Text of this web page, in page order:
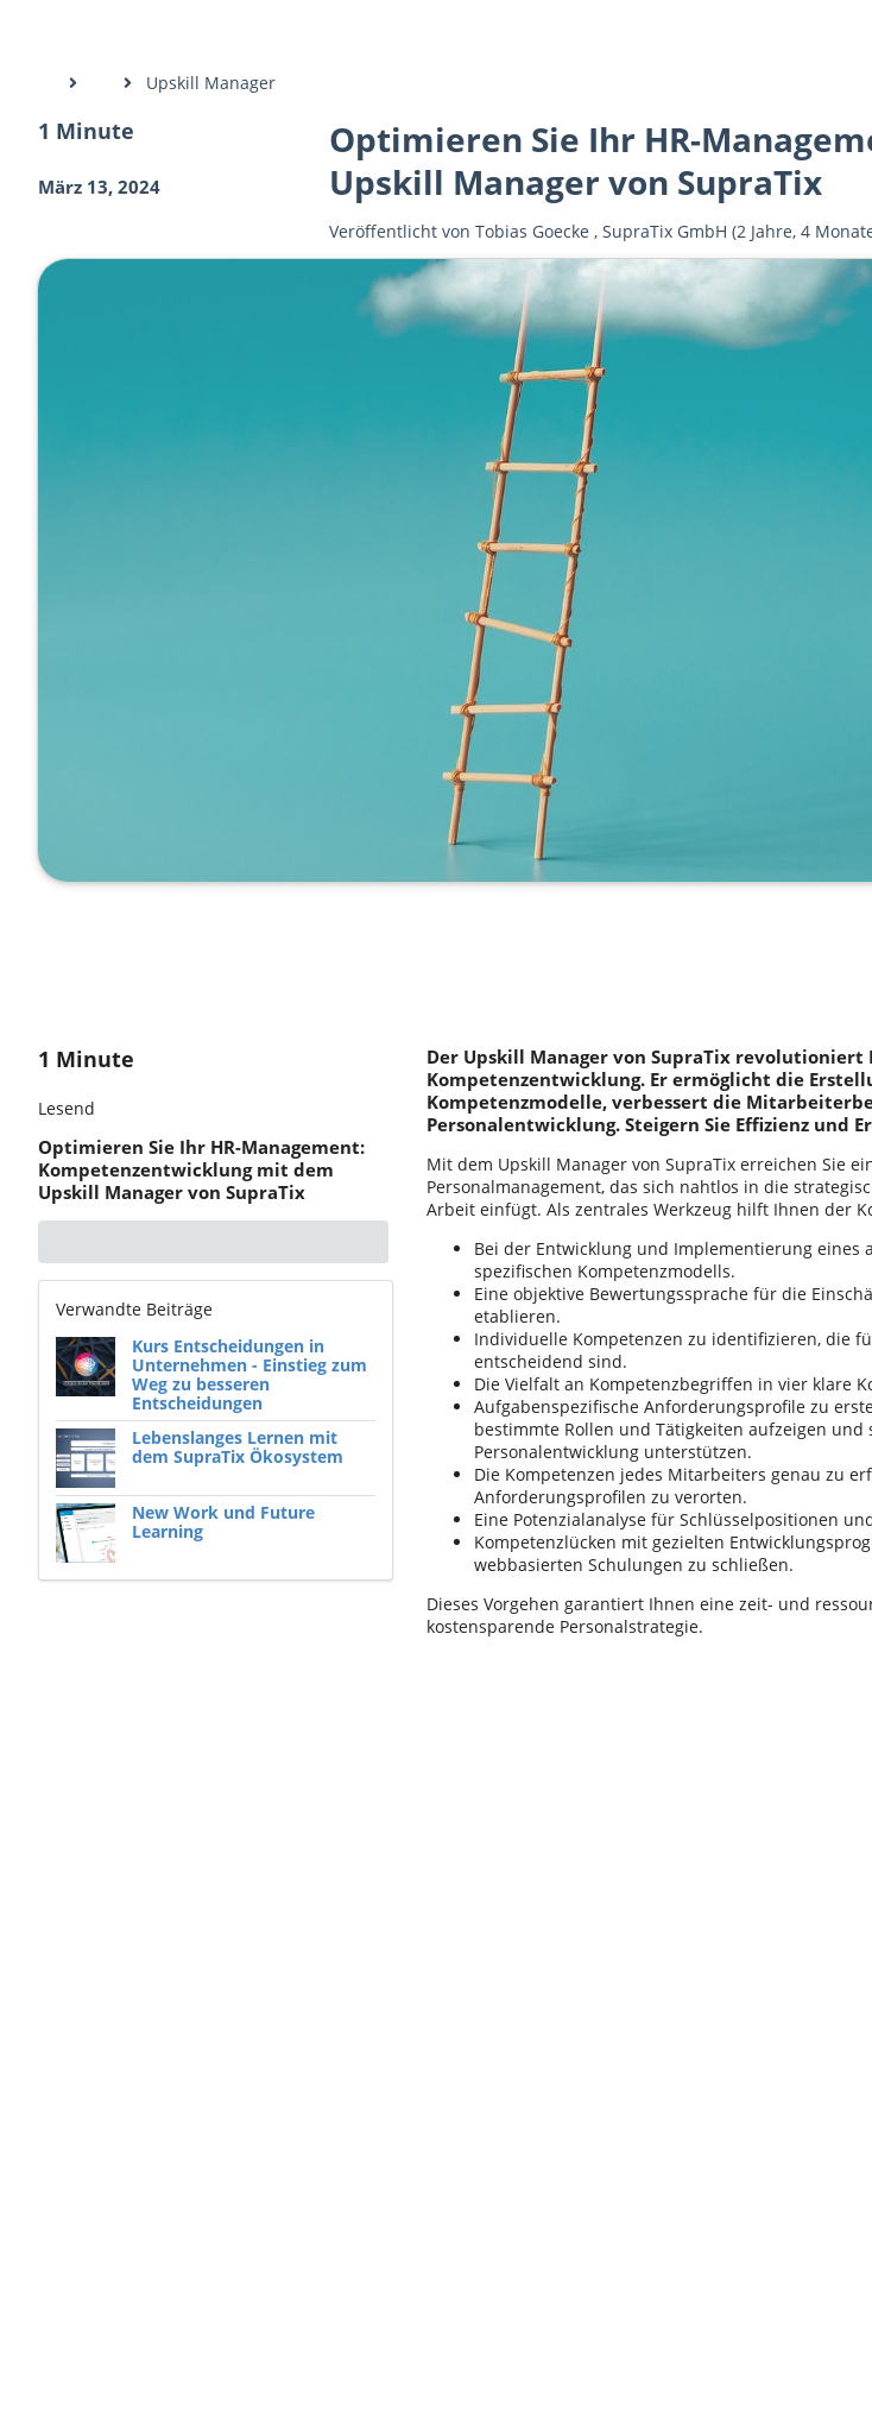
Upskill Manager
1 Minute
März 13, 2024
Optimieren Sie Ihr HR-
Upskill Manager von SupraTix
Veröffentlicht vonTobias Goecke ,SupraTix GmbH (2 Jahre, 4
1 Minute
Lesend
Optimieren Sie Ihr HR-Management:
Kompetenzentwicklung mit dem
Upskill Manager von SupraTix
Verwandte Beiträge
Kurs Entscheidungen in
Unternehmen - Einstieg zum
Weg zu besseren
Entscheidungen
Lebenslanges Lernen mit
dem SupraTix Ökosystem
New Work und Future
Learning
Der Upskill Manager von SupraTix
Kompetenzentwicklung. Er ermöglicht die
Kompetenzmodelle, verbessert die
Personalentwicklung. Steigern Sie Effizienz und
Mit dem Upskill Manager von SupraTix erreichen Sie
Personalmanagement, das sich nahtlos in die
Arbeit einfügt. Als zentrales Werkzeug hilft Ihnen der
Bei der Entwicklung und Implementierung
spezifischen Kompetenzmodells.
Eine objektive Bewertungssprache für die
etablieren.
Individuelle Kompetenzen zu identifizieren, die
entscheidend sind.
Die Vielfalt an Kompetenzbegriffen in vier klare
Aufgabenspezifische Anforderungsprofile zu
bestimmte Rollen und Tätigkeiten aufzeigen
Personalentwicklung unterstützen.
Die Kompetenzen jedes Mitarbeiters genau zu
Anforderungsprofilen zu verorten.
Eine Potenzialanalyse für Schlüsselpositionen
Kompetenzlücken mit gezielten
webbasierten Schulungen zu schließen.
Dieses Vorgehen garantiert Ihnen eine zeit- und
kostensparende Personalstrategie.